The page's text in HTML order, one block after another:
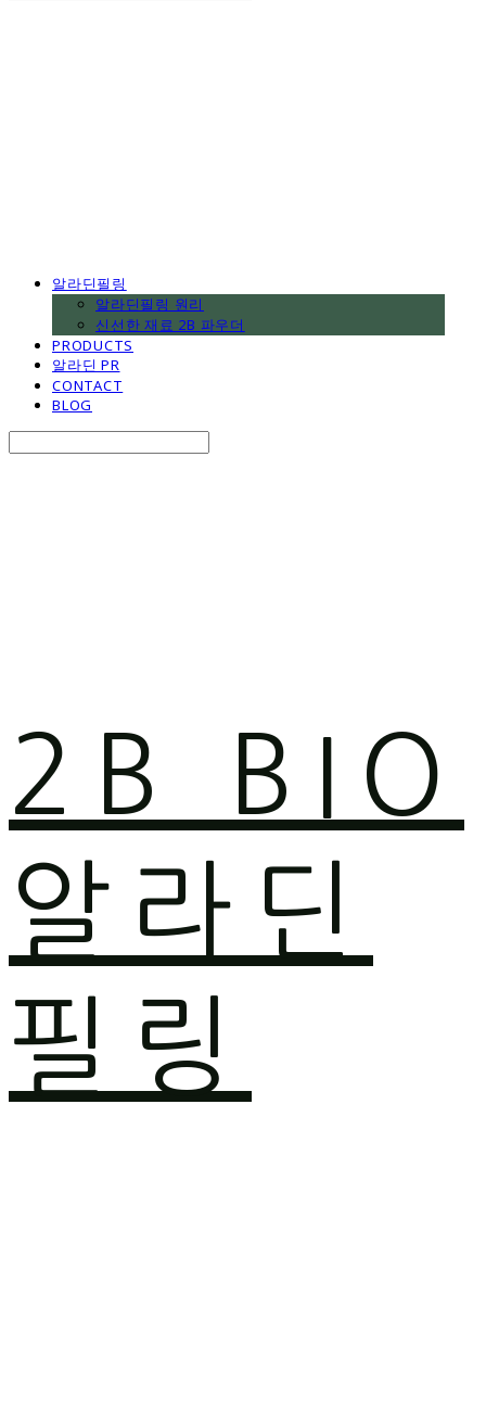
알라딘필링
알라딘필링 원리
신선한 재료 2B 파우더
PRODUCTS
알라딘 PR
CONTACT
BLOG
2B BIO
알라딘
필링